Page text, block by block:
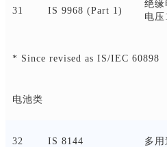
31 IS 9968 (Part 1)
绝缘
电压
* Since revised as IS/IEC 60898
电池类
32 IS 8144 多